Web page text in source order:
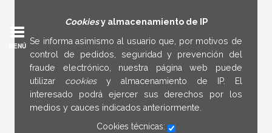
Cookiesy almacenamiento de IP
Se informa asimismo al usuario que, por motivos de
control de pedidos, seguridad y prevención del
fraude electrónico, nuestra página web puede
utilizar cookies y almacenamiento de IP. El
interesado podrá ejercer sus derechos por los
medios y cauces indicados anteriormente.
Cookies técnicas:
MENÚ